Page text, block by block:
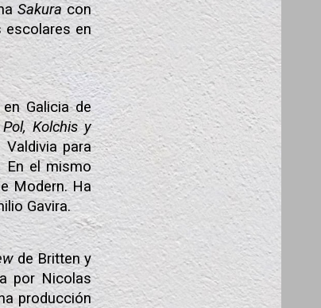
Sakuracon
escolares en
Galicia de
Pol, Kolchis y
para
En el mismo
Modern. Ha
Gavira.
de Britten y
por Nicolas
producción